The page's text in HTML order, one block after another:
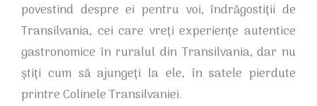
povestind despre ei pentru voi, îndrăgostiții de
Transilvania, cei care vreți experiențe autentice
gastronomice în ruralul din Transilvania, dar nu
știți cum să ajungeți la ele, în satele pierdute
printre Colinele Transilvaniei.